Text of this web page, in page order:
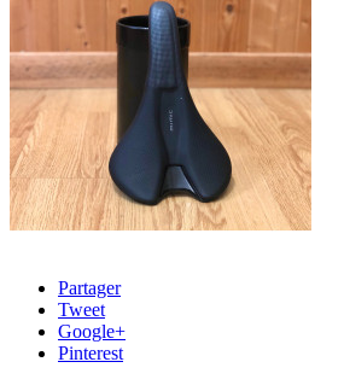
Partager
Tweet
Google+
Pinterest